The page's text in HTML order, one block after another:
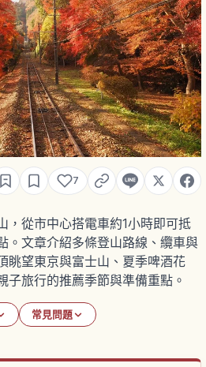
7
，從市中心搭電車約1小時即可抵
。文章介紹多條登山路線、纜車與
眺望東京與富士山、夏季啤酒花
子旅行的推薦季節與準備重點。
常見問題